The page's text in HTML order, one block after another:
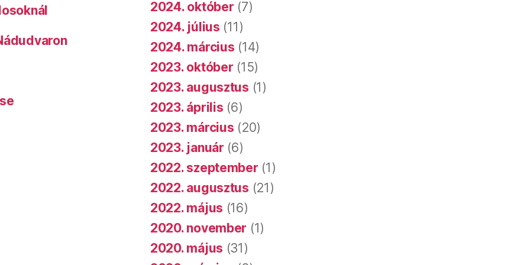
2024. október (7)
2024. július (11)
2024. március (14)
2023. október (15)
2023. augusztus (1)
2023. április (6)
2023. március (20)
2023. január (6)
2022. szeptember (1)
2022. augusztus (21)
2022. május (16)
2020. november (1)
2020. május (31)